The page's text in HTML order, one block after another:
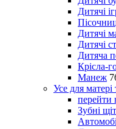
Дитячі
Дитячі
Дитячі
Дитяча
Крісла-
Манеж
Усе для
перейти
Зубні